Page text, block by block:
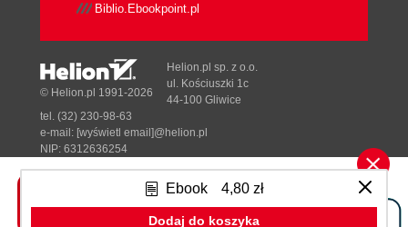
Ebook 4,80 zł
Dodaj do koszyka
Biblio.Ebookpoint.pl
Tonik.pl
© Helion.pl 1991-2026
Helion.pl sp. z o.o.
ul. Kościuszki 1c
44-100 Gliwice
tel. (32) 230-98-63
e-mail: [wyświetl email]@helion.pl
NIP: 6312636254